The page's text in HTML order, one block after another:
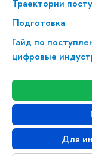
Траектории
Подготовка
Гайд по
цифровые
Для